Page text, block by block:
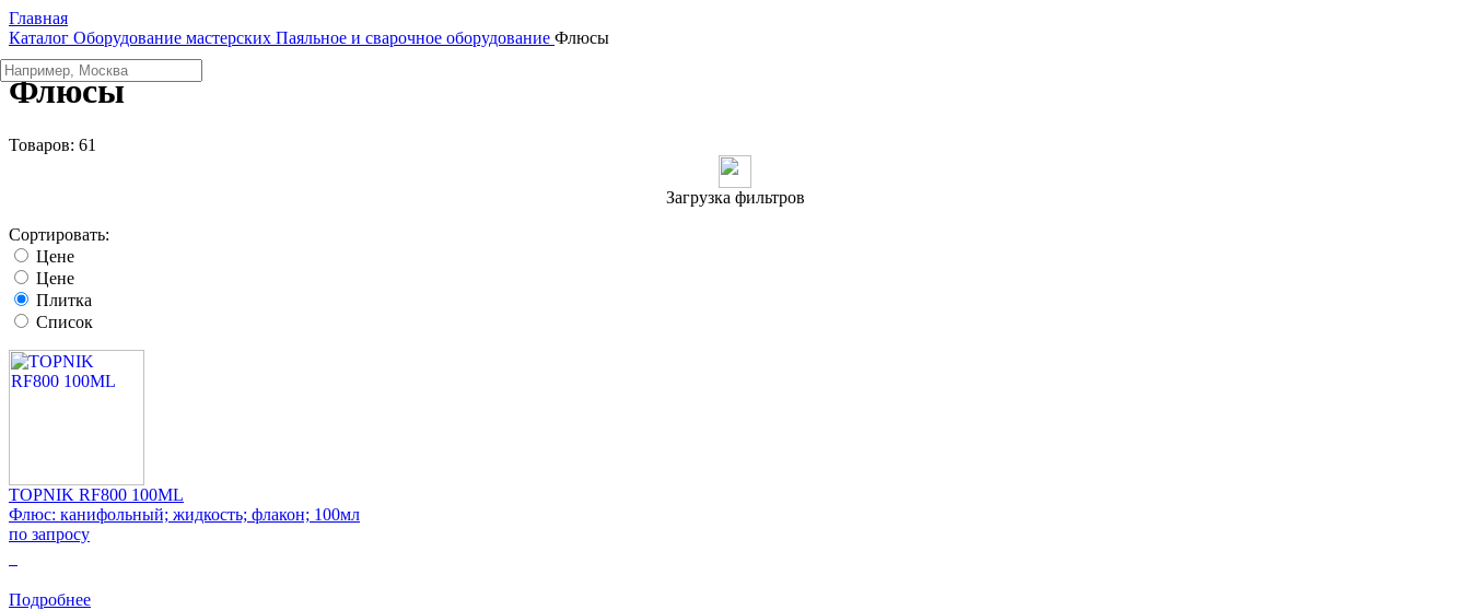
Главная
Каталог Оборудование мастерских Паяльное и сварочное оборудование Флюсы
Флюсы
Товаров: 61
Загрузка фильтров
Сортировать:
Цене
Цене
Плитка
Список
TOPNIK RF800 100ML
Флюс: канифольный; жидкость; флакон; 100мл
по запросу
Подробнее